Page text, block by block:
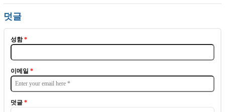
덧글
성함*
이메일 *
덧글 *